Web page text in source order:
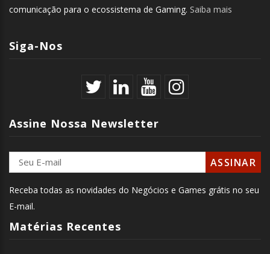
comunicação para o ecossistema de Gaming. Saiba mais
Siga-Nos
Assine Nossa Newsletter
Receba todas as novidades do Negócios e Games grátis no seu
E-mail.
Matérias Recentes